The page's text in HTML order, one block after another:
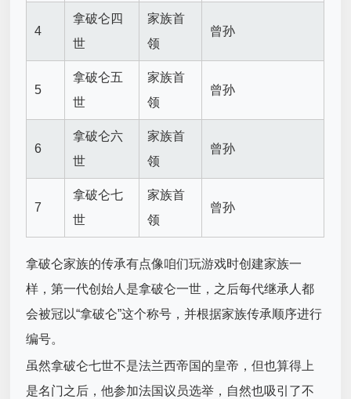
4
拿破仑四
世
家族首
领
曾孙
5
拿破仑五
世
家族首
领
曾孙
6
拿破仑六
世
家族首
领
曾孙
7
拿破仑七
世
家族首
领
曾孙
拿破仑家族的传承有点像咱们玩游戏时创建家族一
样，第一代创始人是拿破仑一世，之后每代继承人都
会被冠以“拿破仑”这个称号，并根据家族传承顺序进行
编号。
虽然拿破仑七世不是法兰西帝国的皇帝，但也算得上
是名门之后，他参加法国议员选举，自然也吸引了不